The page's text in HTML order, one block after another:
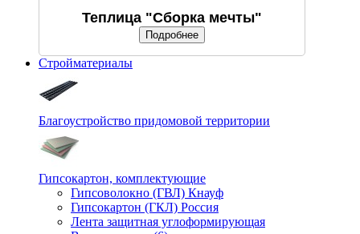
Теплица "Сборка мечты"
Подробнее
Стройматериалы
Благоустройство придомовой территории
Гипсокартон, комплектующие
Гипсоволокно (ГВЛ) Кнауф
Гипсокартон (ГКЛ) Россия
Лента защитная углоформирующая